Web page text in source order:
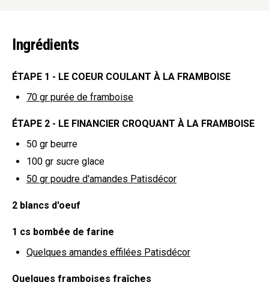
Ingrédients
ÉTAPE 1 - LE COEUR COULANT À LA FRAMBOISE
70 gr purée de framboise
ÉTAPE 2 - LE FINANCIER CROQUANT À LA FRAMBOISE
50 gr beurre
100 gr sucre glace
50 gr poudre d'amandes Patisdécor
2 blancs d'oeuf
1 cs bombée de farine
Quelques amandes effilées Patisdécor
Quelques framboises fraîches